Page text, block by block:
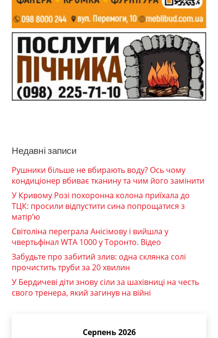
Недавні записи
Рушники більше не вбирають воду? Ось чому
кондиціонер вбиває тканину та чим його замінити
У Кривому Розі похоронна колона приїхала до
ТЦК: просили відпустити сина попрощатися з
матір’ю
Світоліна переграла Анісімову і вийшла у
чвертьфінал WTA 1000 у Торонто. Відео
Забудьте про забитий злив: одна склянка солі
прочистить труби за 20 хвилин
У Бердичеві діти знову сіли за шахівниці на честь
свого тренера, який загинув на війні
Серпень 2026